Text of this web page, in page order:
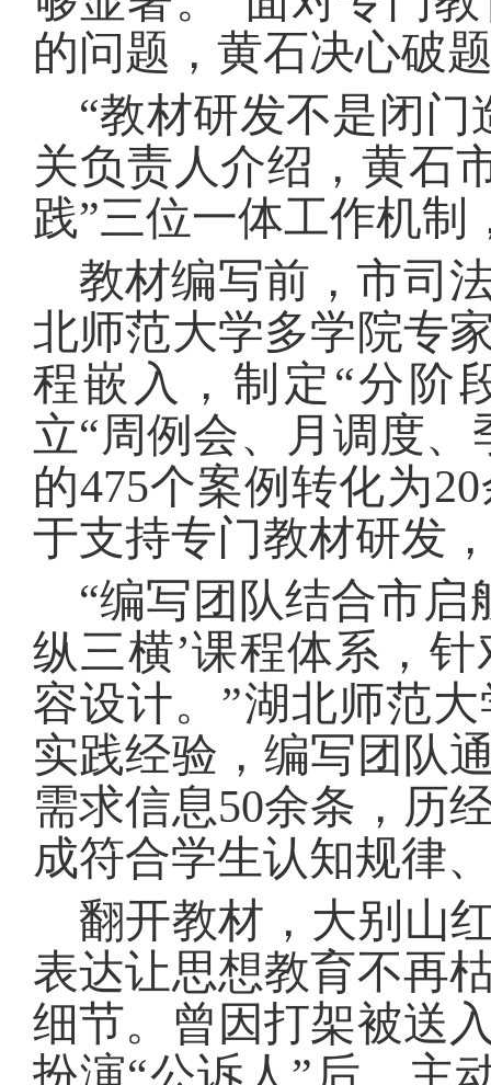
的问题，黄石决心破
“教材研发不是闭
关负责人介绍，黄石
践”三位一体工作机
教材编写前，市司
北师范大学多学院专
程嵌入，制定“分阶
立“周例会、月调度
的475个案例转化为
于支持专门教材研发
“编写团队结合市启
纵三横’课程体系，
容设计。”湖北师范
实践经验，编写团队
需求信息50余条，历
成符合学生认知规律
翻开教材，大别山
表达让思想教育不再
细节。曾因打架被送
扮演“公诉人”后，主